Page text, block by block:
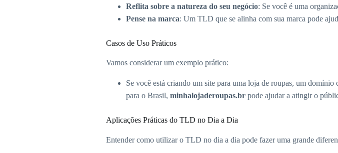
Reflita sobre a natureza do seu negócio: Se você é uma
Pense na marca: Um TLD que se alinha com sua marca pode
Casos de Uso Práticos
Vamos considerar um exemplo prático:
Se você está criando um site para uma loja de roupas, um domínio
para o Brasil, minhalojaderoupas.br pode ajudar a atingir o
Aplicações Práticas do TLD no Dia a Dia
Entender como utilizar o TLD no dia a dia pode fazer uma grande